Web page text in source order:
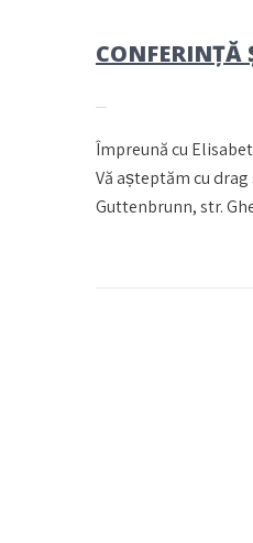
CONFERINȚĂ
Împreună cu
Vă așteptăm cu
Guttenbrunn, str.